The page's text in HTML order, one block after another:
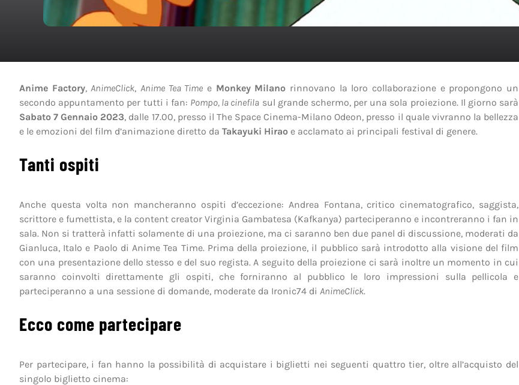
Anime Factory, AnimeClick, Anime Tea Time e Monkey Milano rinnovano la loro collaborazione e propongono un
secondo appuntamento per tutti i fan: Pompo, la cinefila sul grande schermo, per una sola proiezione. Il giorno sarà
Sabato 7 Gennaio 2023, dalle 17.00, presso il The Space Cinema-Milano Odeon, presso il quale vivranno la bellezza
e le emozioni del film d’animazione diretto da Takayuki Hirao e acclamato ai principali festival di genere.
Tanti ospiti
Anche questa volta non mancheranno ospiti d’eccezione: Andrea Fontana, critico cinematografico, saggista,
scrittore e fumettista, e la content creator Virginia Gambatesa (Kafkanya) parteciperanno e incontreranno i fan in
sala. Non si tratterà infatti solamente di una proiezione, ma ci saranno ben due panel di discussione, moderati da
Gianluca, Italo e Paolo di Anime Tea Time. Prima della proiezione, il pubblico sarà introdotto alla visione del film
con una presentazione dello stesso e del suo regista. A seguito della proiezione ci sarà inoltre un momento in cui
saranno coinvolti direttamente gli ospiti, che forniranno al pubblico le loro impressioni sulla pellicola e
parteciperanno a una sessione di domande, moderate da Ironic74 di AnimeClick.
Ecco come partecipare
Per partecipare, i fan hanno la possibilità di acquistare i biglietti nei seguenti quattro tier, oltre all’acquisto del
singolo biglietto cinema: